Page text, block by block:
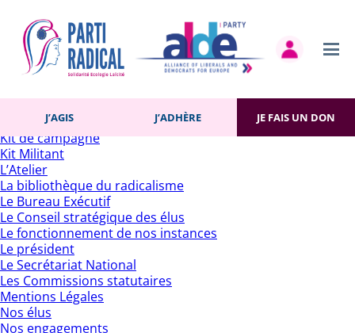
J’AGIS J’ADHÈRE JE FAIS UN DON
Pages
Accueil
Actualités
Contact
J’adhère
Kit de campagne
Kit Militant
L’Atelier
La bibliothèque du radicalisme
Le Bureau Exécutif
Le Conseil stratégique des élus
Le fonctionnement de nos instances
Le président
Le Secrétariat National
Les Commissions statutaires
Mentions Légales
Nos élus
Nos engagements